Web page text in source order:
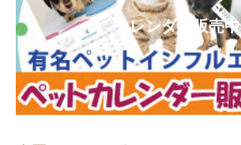
カレンダー販売中